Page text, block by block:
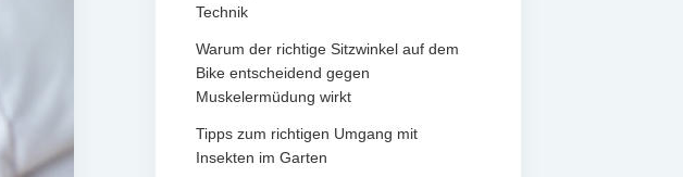
Technik
Warum der richtige Sitzwinkel auf dem
Bike entscheidend gegen
Muskelermüdung wirkt
Tipps zum richtigen Umgang mit
Insekten im Garten